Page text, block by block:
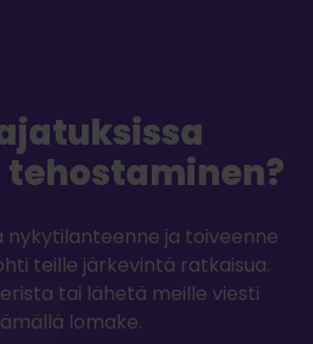
ja toiveenne
teille järkevintä ratkaisua.
tai lähetä meille viesti
lomake.